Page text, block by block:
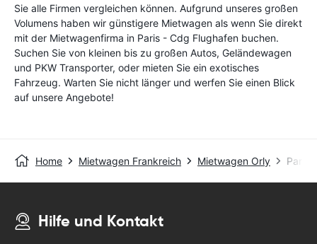
Sie alle Firmen vergleichen können. Aufgrund unseres großen
Volumens haben wir günstigere Mietwagen als wenn Sie direkt
mit der Mietwagenfirma in Paris - Cdg Flughafen buchen.
Suchen Sie von kleinen bis zu großen Autos, Geländewagen
und PKW Transporter, oder mieten Sie ein exotisches
Fahrzeug. Warten Sie nicht länger und werfen Sie einen Blick
auf unsere Angebote!
Home Mietwagen Frankreich Mietwagen Orly Paris
Hilfe und Kontakt